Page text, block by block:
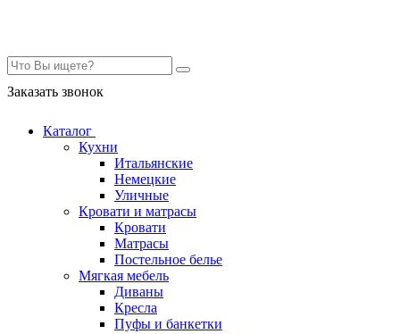
Заказать звонок
Каталог
Кухни
Итальянские
Немецкие
Уличные
Кровати и матрасы
Кровати
Матрасы
Постельное белье
Мягкая мебель
Диваны
Кресла
Пуфы и банкетки